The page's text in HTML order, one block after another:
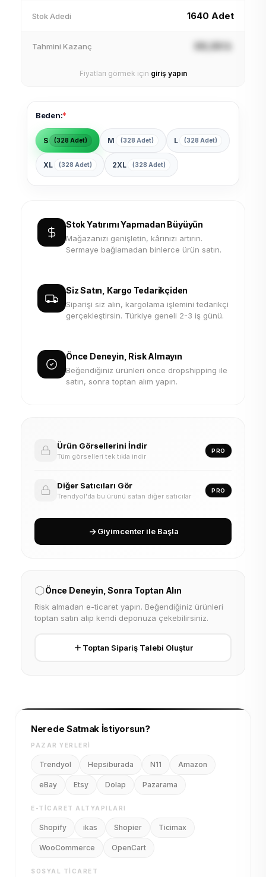
Stok Adedi 1640 Adet
Tahmini Kazanç XX,XX ₺
Fiyatları görmek için giriş yapın
Beden:*
S (328 Adet) M (328 Adet) L (328 Adet)
XL (328 Adet) 2XL (328 Adet)
Stok Yatırımı Yapmadan Büyüyün
Mağazanızı genişletin, kârınızı artırın.
Sermaye bağlamadan binlerce ürün satın.
Siz Satın, Kargo Tedarikçiden
Siparişi siz alın, kargolama işlemini tedarikçi
gerçekleştirsin. Türkiye geneli 2-3 iş günü.
Önce Deneyin, Risk Almayın
Beğendiğiniz ürünleri önce dropshipping ile
satın, sonra toptan alım yapın.
Ürün Görsellerini İndir
Tüm görselleri tek tıkla indir
PRO
Diğer Satıcıları Gör
Trendyol'da bu ürünü satan diğer satıcılar
PRO
Giyimcenter ile Başla
Önce Deneyin, Sonra Toptan Alın
Risk almadan e-ticaret yapın. Beğendiğiniz ürünleri
toptan satın alıp kendi deponuza çekebilirsiniz.
Toptan Sipariş Talebi Oluştur
Nerede Satmak İstiyorsun?
PAZAR YERLERI
Trendyol Hepsiburada N11 Amazon
eBay Etsy Dolap Pazarama
E-TICARET ALTYAPILARI
Shopify ikas Shopier Ticimax
WooCommerce OpenCart
SOSYAL TICARET